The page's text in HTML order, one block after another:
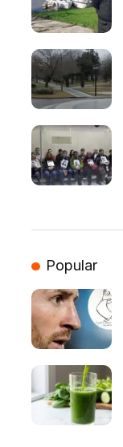
Popular